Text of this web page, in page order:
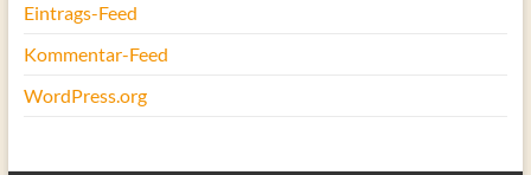
Eintrags-Feed
Kommentar-Feed
WordPress.org